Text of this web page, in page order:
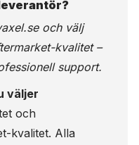
och välj
kvalitet –
support.
väljer
och
kvalitet. Alla